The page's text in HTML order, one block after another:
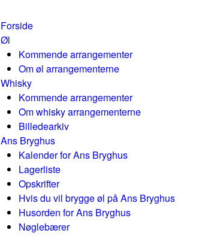
Forside
Øl
Kommende arrangementer
Om øl arrangementerne
Whisky
Kommende arrangementer
Om whisky arrangementerne
Billedearkiv
Ans Bryghus
Kalender for Ans Bryghus
Lagerliste
Opskrifter
Hvis du vil brygge øl på Ans Bryghus
Husorden for Ans Bryghus
Nøglebærer